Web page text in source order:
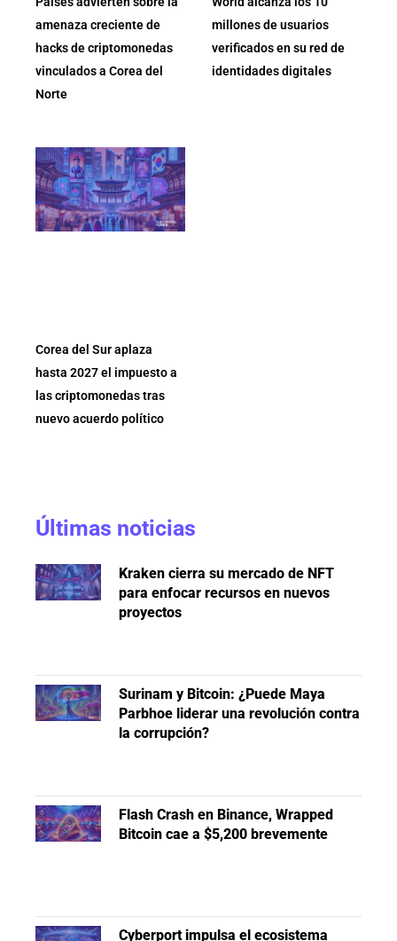
amenaza creciente de
hacks de criptomonedas
vinculados a Corea del
Norte
millones de usuarios
verificados en su red de
identidades digitales
Corea del Sur aplaza
hasta 2027 el impuesto a
las criptomonedas tras
nuevo acuerdo político
Últimas noticias
Kraken cierra su mercado de NFT
para enfocar recursos en nuevos
proyectos
Surinam y Bitcoin: ¿Puede Maya
Parbhoe liderar una revolución contra
la corrupción?
Flash Crash en Binance, Wrapped
Bitcoin cae a $5,200 brevemente
Cyberport impulsa el ecosistema